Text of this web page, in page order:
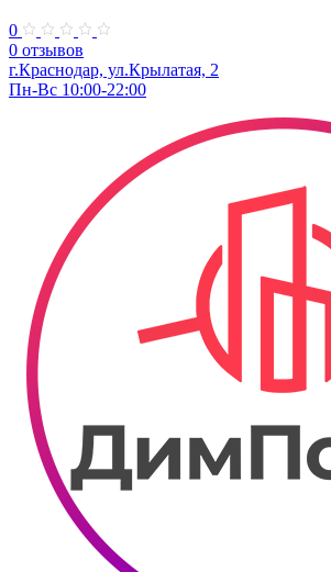
0
0 отзывов
г.Краснодар, ул.Крылатая, 2
Пн-Вс 10:00-22:00